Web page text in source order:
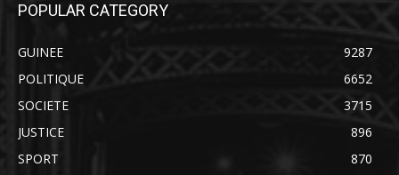
POPULAR CATEGORY
GUINEE
9287
POLITIQUE
6652
SOCIETE
3715
JUSTICE
896
SPORT
870